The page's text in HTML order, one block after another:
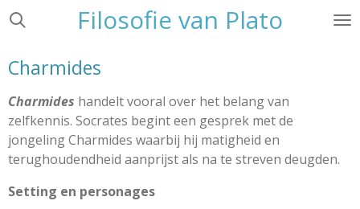
Ga
de
hoofdinhoud
Filosofie van Plato
Charmides
Charmides handelt vooral over het belang van
zelfkennis. Socrates begint een gesprek met de
jongeling Charmides waarbij hij matigheid en
terughoudendheid aanprijst als na te streven deugden.
Setting en personages